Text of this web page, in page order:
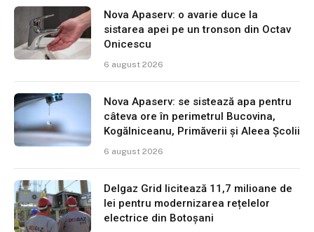
Nova Apaserv: o avarie duce la
sistarea apei pe un tronson din Octav
Onicescu
6 august 2026
Nova Apaserv: se sistează apa pentru
câteva ore în perimetrul Bucovina,
Kogălniceanu, Primăverii și Aleea Școlii
6 august 2026
Delgaz Grid licitează 11,7 milioane de
lei pentru modernizarea rețelelor
electrice din Botoșani